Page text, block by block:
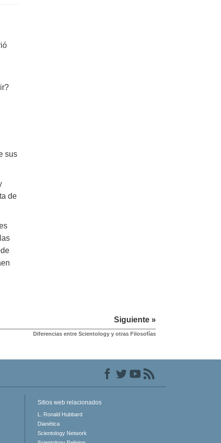
sus
de
Siguiente »
Diferencias entre Scientology y otras Filosofías
Sitios web relacionados
L. Ronald Hubbard
Dianética
Scientology Network